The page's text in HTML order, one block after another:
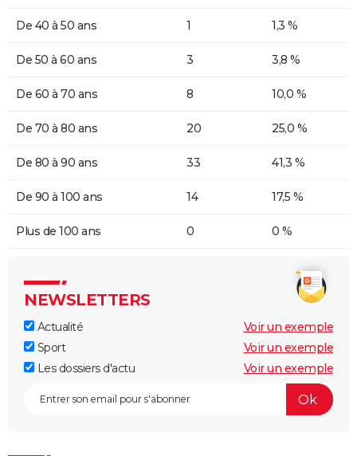
De 40 à 50 ans 1 1,3 %
De 50 à 60 ans 3 3,8 %
De 60 à 70 ans 8 10,0 %
De 70 à 80 ans 20 25,0 %
De 80 à 90 ans 33 41,3 %
De 90 à 100 ans 14 17,5 %
Plus de 100 ans 0 0 %
NEWSLETTERS
Actualité
Voir un exemple
Sport
Voir un exemple
Les dossiers d'actu
Voir un exemple